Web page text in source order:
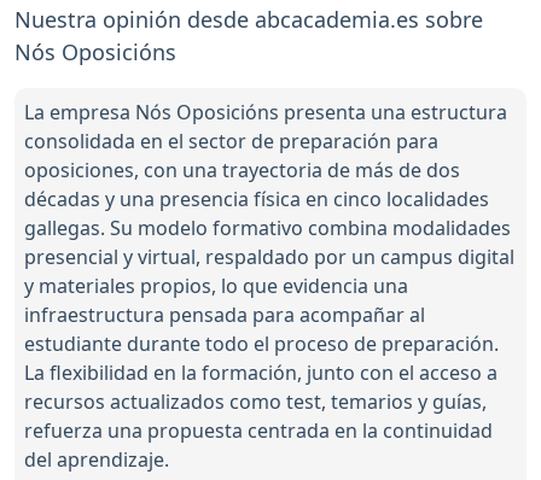
Nuestra opinión desde abcacademia.es sobre
Nós Oposicións
La empresa Nós Oposicións presenta una estructura
consolidada en el sector de preparación para
oposiciones, con una trayectoria de más de dos
décadas y una presencia física en cinco localidades
gallegas. Su modelo formativo combina modalidades
presencial y virtual, respaldado por un campus digital
y materiales propios, lo que evidencia una
infraestructura pensada para acompañar al
estudiante durante todo el proceso de preparación.
La flexibilidad en la formación, junto con el acceso a
recursos actualizados como test, temarios y guías,
refuerza una propuesta centrada en la continuidad
del aprendizaje.